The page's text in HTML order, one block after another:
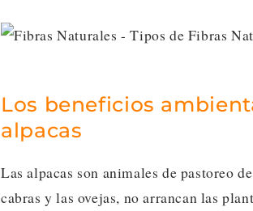
Los beneficios
alpacas
Las alpacas son animales de pastoreo
cabras y las ovejas, no arrancan las